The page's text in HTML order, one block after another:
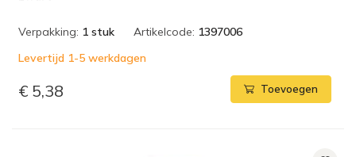
Verpakking: 1 stuk Artikelcode: 1397006
Levertijd 1-5 werkdagen
€ 5,38 Toevoegen